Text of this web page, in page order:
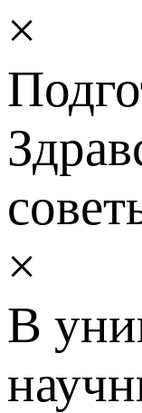
×
×
В